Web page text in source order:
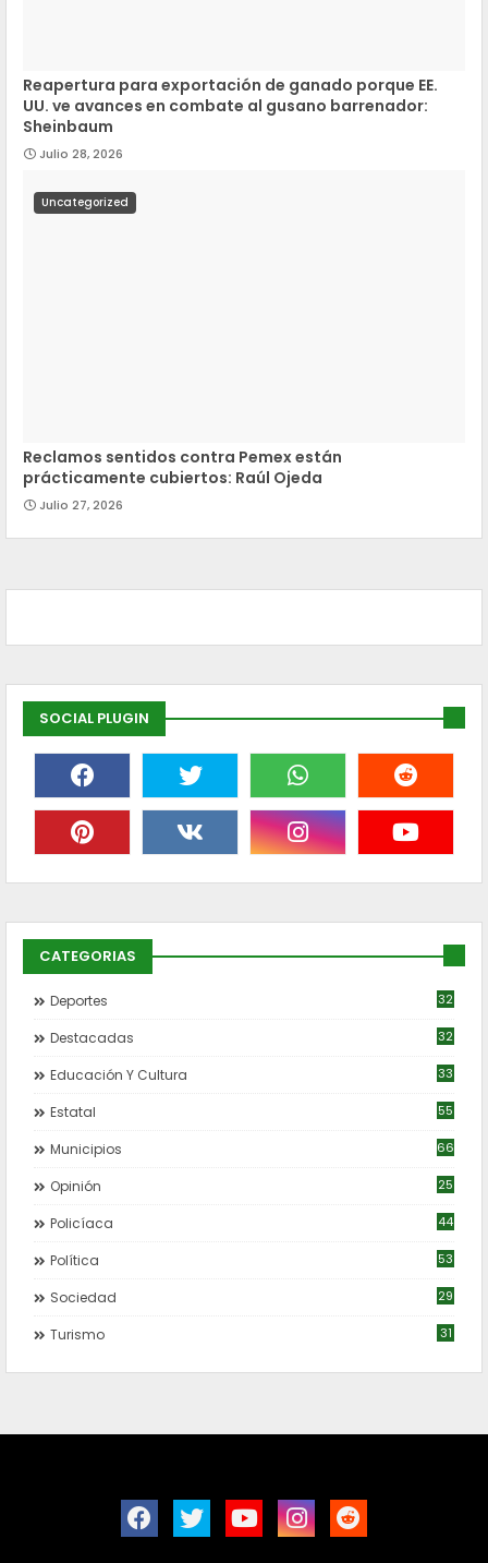
Reapertura para exportación de ganado porque EE.
UU. ve avances en combate al gusano barrenador:
Sheinbaum
Julio 28, 2026
Uncategorized
Reclamos sentidos contra Pemex están
prácticamente cubiertos: Raúl Ojeda
Julio 27, 2026
SOCIAL PLUGIN
CATEGORIAS
Deportes 32
Destacadas 32
Educación Y Cultura 33
Estatal 55
Municipios 66
Opinión 25
Policíaca 44
Política 53
Sociedad 29
Turismo 31